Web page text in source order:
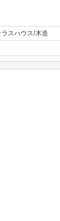
スハウス/木造